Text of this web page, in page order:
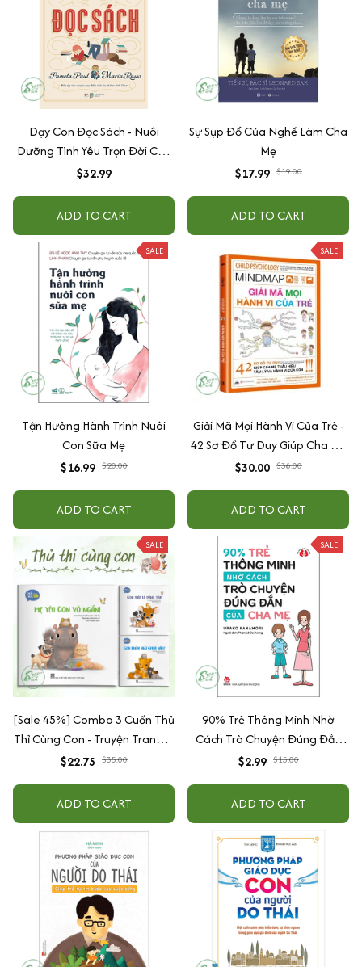
Dạy Con Đọc Sách - Nuôi
Dưỡng Tình Yêu Trọn Đời Của
Con Dành Cho Sách
$32.99
ADD TO CART
Sự Sụp Đổ Của Nghề Làm Cha
Mẹ
$17.99 $19.00
ADD TO CART
SALE
Tận Hưởng Hành Trình Nuôi
Con Sữa Mẹ
$16.99 $20.00
ADD TO CART
SALE
Giải Mã Mọi Hành Vi Của Trẻ -
42 Sơ Đồ Tư Duy Giúp Cha Mẹ
Thấu Hiểu Tâm Lý Và Hành Vi
$30.00 $38.00
ADD TO CART
SALE
[Sale 45%] Combo 3 Cuốn Thủ
Thỉ Cùng Con - Truyện Tranh Kĩ
Năng Sống - Giáo Dục Cảm
$22.75 $35.00
ADD TO CART
SALE
90% Trẻ Thông Minh Nhờ
Cách Trò Chuyện Đúng Đắn
Của Cha Mẹ
$2.99 $15.00
ADD TO CART